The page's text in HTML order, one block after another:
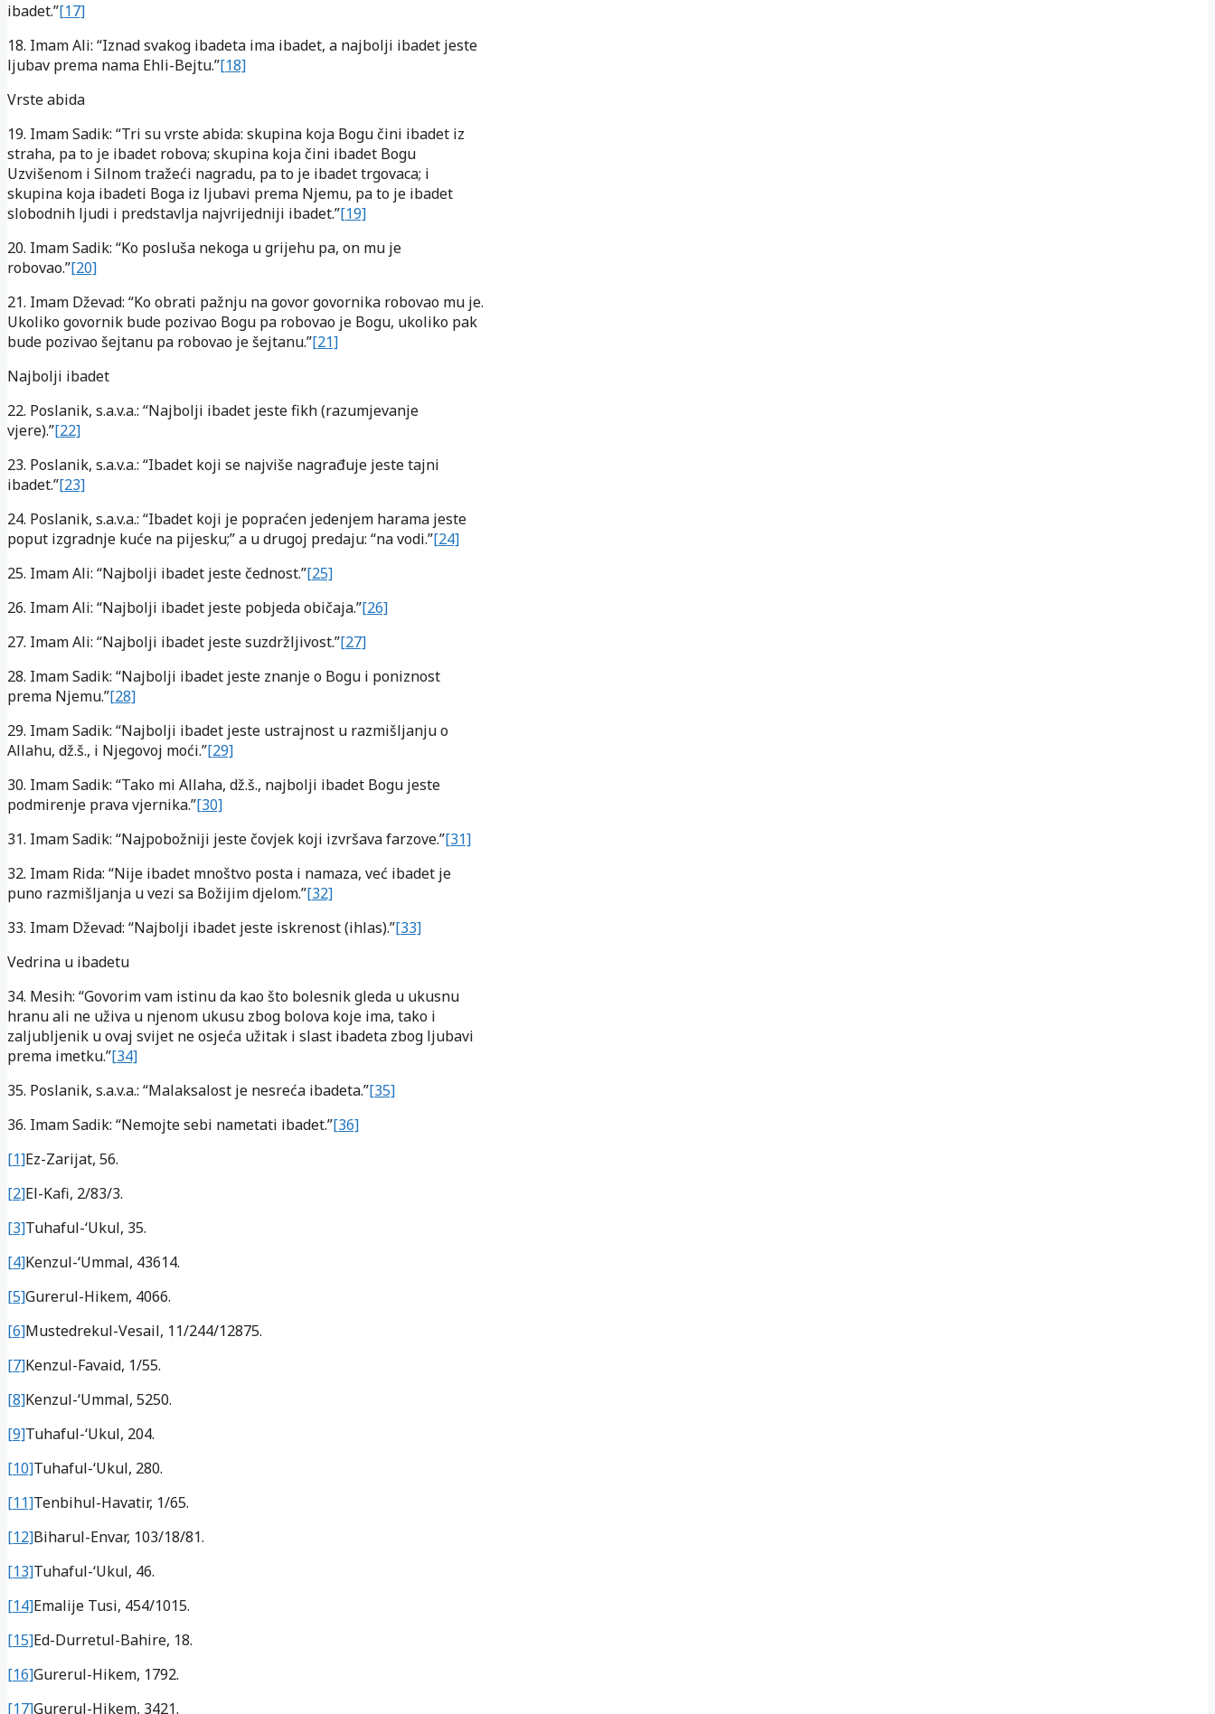
ibadet.”[17]
18. Imam Ali: “Iznad svakog ibadeta ima ibadet, a najbolji ibadet jeste
ljubav prema nama Ehli-Bejtu.”[18]
Vrste abida
19. Imam Sadik: “Tri su vrste abida: skupina koja Bogu čini ibadet iz
straha, pa to je ibadet robova; skupina koja čini ibadet Bogu
Uzvišenom i Silnom tražeći nagradu, pa to je ibadet trgovaca; i
skupina koja ibadeti Boga iz ljubavi prema Njemu, pa to je ibadet
slobodnih ljudi i predstavlja najvrijedniji ibadet.”[19]
20. Imam Sadik: “Ko posluša nekoga u grijehu pa, on mu je
robovao.”[20]
21. Imam Dževad: “Ko obrati pažnju na govor govornika robovao mu je.
Ukoliko govornik bude pozivao Bogu pa robovao je Bogu, ukoliko pak
bude pozivao šejtanu pa robovao je šejtanu.”[21]
Najbolji ibadet
22. Poslanik, s.a.v.a.: “Najbolji ibadet jeste fikh (razumjevanje
vjere).”[22]
23. Poslanik, s.a.v.a.: “Ibadet koji se najviše nagrađuje jeste tajni
ibadet.”[23]
24. Poslanik, s.a.v.a.: “Ibadet koji je popraćen jedenjem harama jeste
poput izgradnje kuće na pijesku;” a u drugoj predaju: “na vodi.”[24]
25. Imam Ali: “Najbolji ibadet jeste čednost.”[25]
26. Imam Ali: “Najbolji ibadet jeste pobjeda običaja.”[26]
27. Imam Ali: “Najbolji ibadet jeste suzdržljivost.”[27]
28. Imam Sadik: “Najbolji ibadet jeste znanje o Bogu i poniznost
prema Njemu.”[28]
29. Imam Sadik: “Najbolji ibadet jeste ustrajnost u razmišljanju o
Allahu, dž.š., i Njegovoj moći.”[29]
30. Imam Sadik: “Tako mi Allaha, dž.š., najbolji ibadet Bogu jeste
podmirenje prava vjernika.”[30]
31. Imam Sadik: “Najpobožniji jeste čovjek koji izvršava farzove.”[31]
32. Imam Rida: “Nije ibadet mnoštvo posta i namaza, već ibadet je
puno razmišljanja u vezi sa Božijim djelom.”[32]
33. Imam Dževad: “Najbolji ibadet jeste iskrenost (ihlas).”[33]
Vedrina u ibadetu
34. Mesih: “Govorim vam istinu da kao što bolesnik gleda u ukusnu
hranu ali ne uživa u njenom ukusu zbog bolova koje ima, tako i
zaljubljenik u ovaj svijet ne osjeća užitak i slast ibadeta zbog ljubavi
prema imetku.”[34]
35. Poslanik, s.a.v.a.: “Malaksalost je nesreća ibadeta.”[35]
36. Imam Sadik: “Nemojte sebi nametati ibadet.”[36]
[1]Ez-Zarijat, 56.
[2]El-Kafi, 2/83/3.
[3]Tuhaful-‘Ukul, 35.
[4]Kenzul-‘Ummal, 43614.
[5]Gurerul-Hikem, 4066.
[6]Mustedrekul-Vesail, 11/244/12875.
[7]Kenzul-Favaid, 1/55.
[8]Kenzul-‘Ummal, 5250.
[9]Tuhaful-‘Ukul, 204.
[10]Tuhaful-‘Ukul, 280.
[11]Tenbihul-Havatir, 1/65.
[12]Biharul-Envar, 103/18/81.
[13]Tuhaful-‘Ukul, 46.
[14]Emalije Tusi, 454/1015.
[15]Ed-Durretul-Bahire, 18.
[16]Gurerul-Hikem, 1792.
[17]Gurerul-Hikem, 3421.